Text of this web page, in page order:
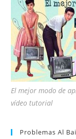
El mejor modo de
vídeo tutorial
Problemas Al